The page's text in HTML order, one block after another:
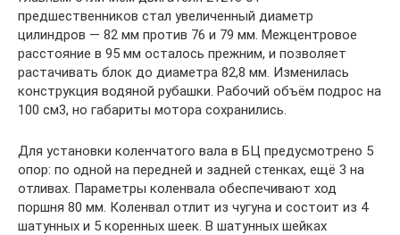
предшественников стал увеличенный диаметр
цилиндров — 82 мм против 76 и 79 мм. Межцентровое
расстояние в 95 мм осталось прежним, и позволяет
растачивать блок до диаметра 82,8 мм. Изменилась
конструкция водяной рубашки. Рабочий объём подрос на
100 см3, но габариты мотора сохранились.
Для установки коленчатого вала в БЦ предусмотрено 5
опор: по одной на передней и задней стенках, ещё 3 на
отливах. Параметры коленвала обеспечивают ход
поршня 80 мм. Коленвал отлит из чугуна и состоит из 4
шатунных и 5 коренных шеек. В шатунных шейках